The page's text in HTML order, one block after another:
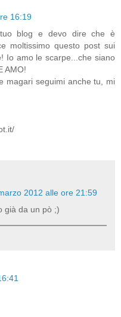
16:19
blog e devo dire che è
moltissimo questo post sui
Io amo le scarpe...che siano
AMO!
magari seguimi anche tu, mi
2012 alle ore 21:59
già da un pò ;)